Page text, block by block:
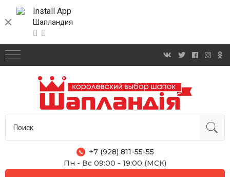
Install App
Шапландия
+7 (928) 811-55-55
Пн - Вс 09:00 - 19:00 (МСК)